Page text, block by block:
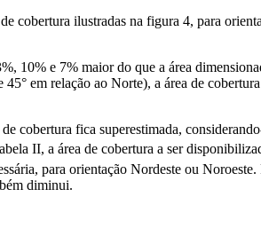
cobertura ilustradas na figura 4, para
10% e 7% maior do que a área
em relação ao Norte), a área de
cobertura fica superestimada,
II, a área de cobertura a ser
para orientação Nordeste ou
diminui.